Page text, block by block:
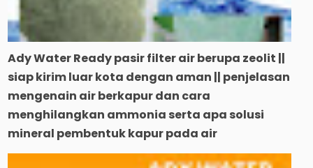
Ady Water Ready pasir filter air berupa zeolit ||
siap kirim luar kota dengan aman || penjelasan
mengenain air berkapur dan cara
menghilangkan ammonia serta apa solusi
mineral pembentuk kapur pada air